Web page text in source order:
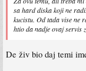
sa hard diska koji ne
kucistu. Od tada vise ne
htio da nadje ovaj servis
De živ bio daj temi